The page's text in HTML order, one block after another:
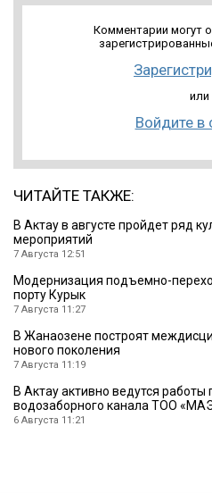
Комментарии могут
или
Войдите в
ЧИТАЙТЕ ТАКЖЕ:
В Актау в августе пройдет ряд
мероприятий
7 Августа 12:51
Модернизация подъемно-
порту Курык
7 Августа 11:27
В Жанаозене построят
нового поколения
7 Августа 11:19
В Актау активно ведутся работы
водозаборного канала ТОО
6 Августа 11:21